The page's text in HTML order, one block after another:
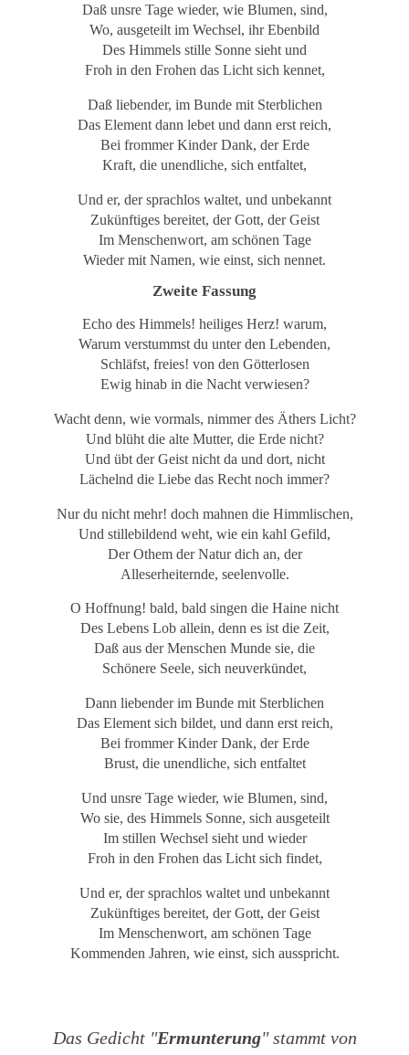
Daß unsre Tage wieder, wie Blumen, sind,
Wo, ausgeteilt im Wechsel, ihr Ebenbild
Des Himmels stille Sonne sieht und
Froh in den Frohen das Licht sich kennet,
Daß liebender, im Bunde mit Sterblichen
Das Element dann lebet und dann erst reich,
Bei frommer Kinder Dank, der Erde
Kraft, die unendliche, sich entfaltet,
Und er, der sprachlos waltet, und unbekannt
Zukünftiges bereitet, der Gott, der Geist
Im Menschenwort, am schönen Tage
Wieder mit Namen, wie einst, sich nennet.
Zweite Fassung
Echo des Himmels! heiliges Herz! warum,
Warum verstummst du unter den Lebenden,
Schläfst, freies! von den Götterlosen
Ewig hinab in die Nacht verwiesen?
Wacht denn, wie vormals, nimmer des Äthers Licht?
Und blüht die alte Mutter, die Erde nicht?
Und übt der Geist nicht da und dort, nicht
Lächelnd die Liebe das Recht noch immer?
Nur du nicht mehr! doch mahnen die Himmlischen,
Und stillebildend weht, wie ein kahl Gefild,
Der Othem der Natur dich an, der
Alleserheiternde, seelenvolle.
O Hoffnung! bald, bald singen die Haine nicht
Des Lebens Lob allein, denn es ist die Zeit,
Daß aus der Menschen Munde sie, die
Schönere Seele, sich neuverkündet,
Dann liebender im Bunde mit Sterblichen
Das Element sich bildet, und dann erst reich,
Bei frommer Kinder Dank, der Erde
Brust, die unendliche, sich entfaltet
Und unsre Tage wieder, wie Blumen, sind,
Wo sie, des Himmels Sonne, sich ausgeteilt
Im stillen Wechsel sieht und wieder
Froh in den Frohen das Licht sich findet,
Und er, der sprachlos waltet und unbekannt
Zukünftiges bereitet, der Gott, der Geist
Im Menschenwort, am schönen Tage
Kommenden Jahren, wie einst, sich ausspricht.
Das Gedicht "Ermunterung" stammt von